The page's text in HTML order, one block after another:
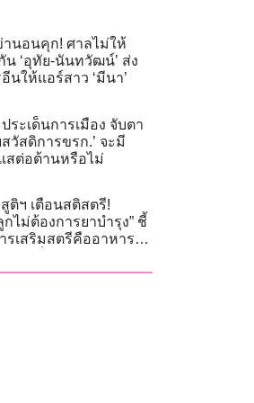
านอนคุก! ศาลไม่ให้
น ‘อุทัย-นันทวัฒน์’ ส่ง
อีนให้แอร์สาว ‘มีนา’
ประเด็นการเมือง จับตา
สวัสดิการขรก.’ จะมี
สต่อต้านหรือไม่
ติฯ เตือนสติสตรี!
กไม่ต้องการยาบำรุง” ชี้
รเสริมสตรีคืออาหาร